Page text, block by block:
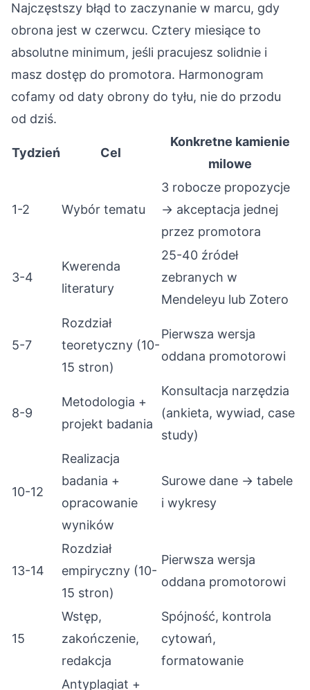
Najczęstszy błąd to zaczynanie w marcu, gdy
obrona jest w czerwcu. Cztery miesiące to
absolutne minimum, jeśli pracujesz solidnie i
masz dostęp do promotora. Harmonogram
cofamy od daty obrony do tyłu, nie do przodu
od dziś.
Tydzień Cel
Konkretne kamienie
milowe
1-2 Wybór tematu
3 robocze propozycje
→ akceptacja jednej
przez promotora
3-4
Kwerenda
literatury
25-40 źródeł
zebranych w
Mendeleyu lub Zotero
5-7
Rozdział
teoretyczny (10-
15 stron)
Pierwsza wersja
oddana promotorowi
8-9
Metodologia +
projekt badania
Konsultacja narzędzia
(ankieta, wywiad, case
study)
10-12
Realizacja
badania +
opracowanie
wyników
Surowe dane → tabele
i wykresy
13-14
Rozdział
empiryczny (10-
15 stron)
Pierwsza wersja
oddana promotorowi
15
Wstęp,
zakończenie,
redakcja
Spójność, kontrola
cytowań,
formatowanie
Antyplagiat +